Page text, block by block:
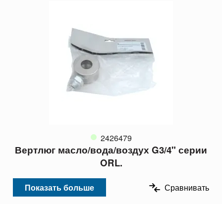
2426479
Вертлюг масло/вода/воздух G3/4" серии
ORL.
Показать больше Сравнивать